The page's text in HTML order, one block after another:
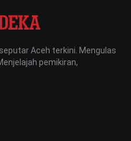
Aceh terkini. Mengulas
pemikiran,